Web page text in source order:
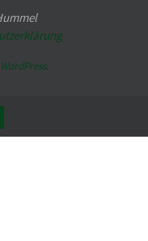
WordPress.